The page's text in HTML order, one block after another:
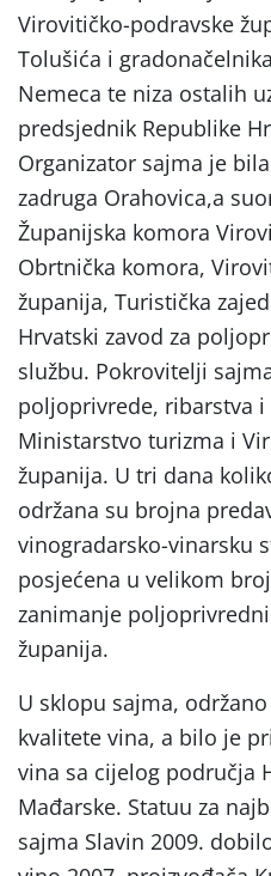
Virovitičko-podravske
Tolušića i
Nemeca te niza ostalih
predsjednik Republike
Organizator sajma je
zadruga Orahovica,a
Županijska komora
Obrtnička komora,
županija, Turistička
Hrvatski zavod za
službu. Pokrovitelji
poljoprivrede, ribarstva
Ministarstvo turizma i
županija. U tri dana
održana su brojna
vinogradarsko-vinarsku
posjećena u velikom
zanimanje
županija.
U sklopu sajma,
kvalitete vina, a bilo je
vina sa cijelog područja
Mađarske. Statuu za
sajma Slavin 2009.